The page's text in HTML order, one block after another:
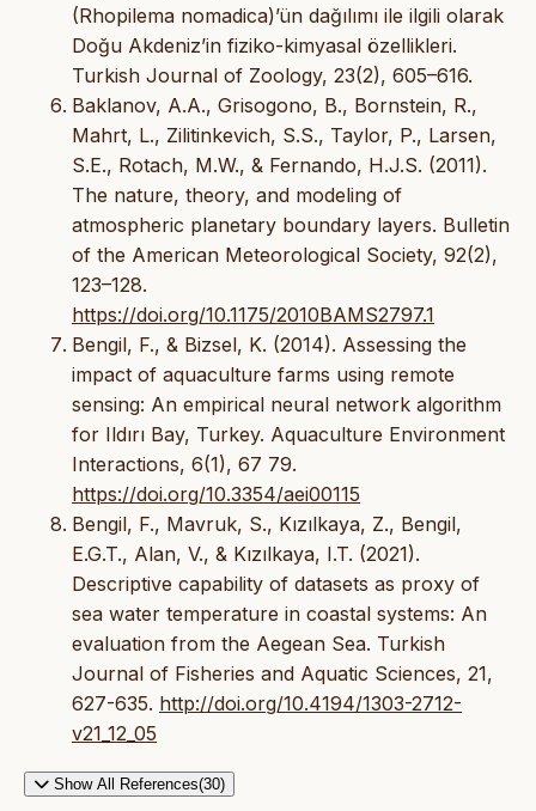
(Rhopilema nomadica)’ün dağılımı ile ilgili olarak
Doğu Akdeniz’in fiziko-kimyasal özellikleri.
Turkish Journal of Zoology, 23(2), 605–616.
Baklanov, A.A., Grisogono, B., Bornstein, R.,
Mahrt, L., Zilitinkevich, S.S., Taylor, P., Larsen,
S.E., Rotach, M.W., & Fernando, H.J.S. (2011).
The nature, theory, and modeling of
atmospheric planetary boundary layers. Bulletin
of the American Meteorological Society, 92(2),
123–128.
https://doi.org/10.1175/2010BAMS2797.1
Bengil, F., & Bizsel, K. (2014). Assessing the
impact of aquaculture farms using remote
sensing: An empirical neural network algorithm
for Ildırı Bay, Turkey. Aquaculture Environment
Interactions, 6(1), 67 79.
https://doi.org/10.3354/aei00115
Bengil, F., Mavruk, S., Kızılkaya, Z., Bengil,
E.G.T., Alan, V., & Kızılkaya, I.T. (2021).
Descriptive capability of datasets as proxy of
sea water temperature in coastal systems: An
evaluation from the Aegean Sea. Turkish
Journal of Fisheries and Aquatic Sciences, 21,
627-635. http://doi.org/10.4194/1303-2712-
v21_12_05
Show All References(30)